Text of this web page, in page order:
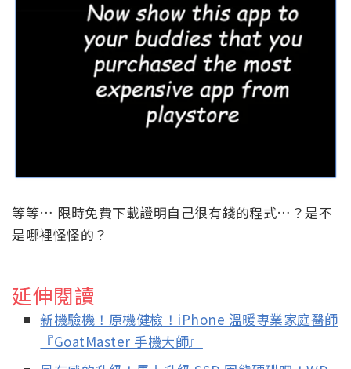
等等… 限時免費下載證明自己很有錢的程式…？是不
是哪裡怪怪的？
延伸閱讀
新機驗機！原機健檢！iPhone 溫暖專業家庭醫師
『GoatMaster 手機大師』